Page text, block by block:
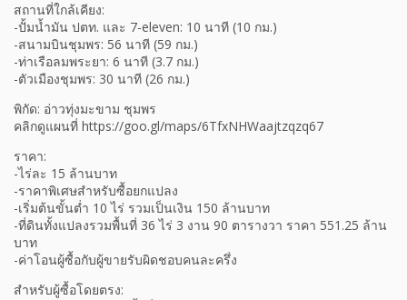
สถานที่ใกล้เคียง:
-ปั้มน้ำมัน ปตท. และ 7-eleven: 10 นาที (10 กม.)
-สนามบินชุมพร: 56 นาที (59 กม.)
-ท่าเรือลมพระยา: 6 นาที (3.7 กม.)
-ตัวเมืองชุมพร: 30 นาที (26 กม.)
พิกัด: อ่าวทุ่งมะขาม ชุมพร
คลิกดูแผนที่ https://goo.gl/maps/6TfxNHWaajtzqzq67
ราคา:
-ไร่ละ 15 ล้านบาท
-ราคาพิเศษสำหรับซื้อยกแปลง
-เริ่มต้นขั้นต่ำ 10 ไร่ รวมเป็นเงิน 150 ล้านบาท
-ที่ดินทั้งแปลงรวมพื้นที่ 36 ไร่ 3 งาน 90 ตารางวา ราคา 551.25 ล้าน
บาท
-ค่าโอนผู้ซื้อกับผู้ขายรับผิดชอบคนละครึ่ง
สำหรับผู้ซื้อโดยตรง: